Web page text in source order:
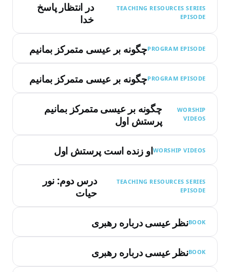
TEACHING RESOURCES SERIES
EPISODE
در انتظار پاسخ
خدا
PROGRAM EPISODEچگونه بر عیسی متمرکز بمانیم
PROGRAM EPISODEچگونه بر عیسی متمرکز بمانیم
WORSHIP
VIDEOS
چگونه بر عیسی متمرکز بمانیم
پرستش اول
WORSHIP VIDEOSاو زنده است پرستش اول
TEACHING RESOURCES SERIES
EPISODE
درس دوم: نور
حیات
BOOKنظر عیسی درباره رهبری
BOOKنظر عیسی درباره رهبری